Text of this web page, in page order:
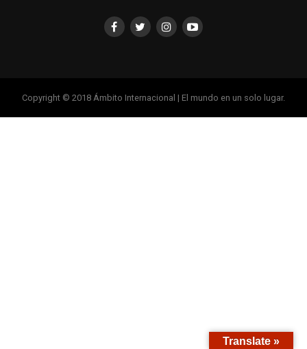
Copyright © 2018 Ámbito Internacional | El mundo en un solo lugar.
Translate »